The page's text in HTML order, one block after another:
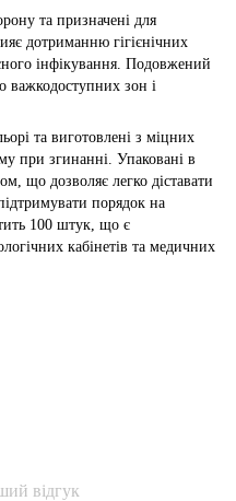
та призначені для
дотриманню гігієнічних
інфікування. Подовжений
важкодоступних зон і
та виготовлені з міцних
при згинанні. Упаковані в
що дозволяє легко діставати
порядок на
100 штук, що є
кабінетів та медичних
відгук